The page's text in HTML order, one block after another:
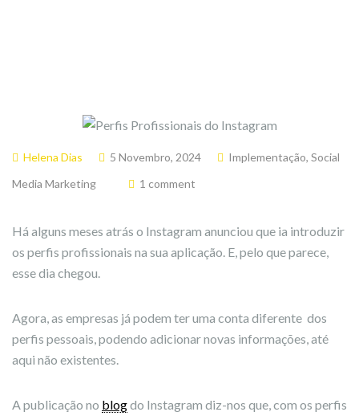
Helena Dias 5 Novembro, 2024 Implementação, Social
Media Marketing
1 comment
Há alguns meses atrás o Instagram anunciou que ia introduzir
os perfis profissionais na sua aplicação. E, pelo que parece,
esse dia chegou.
Agora, as empresas já podem ter uma conta diferente dos
perfis pessoais, podendo adicionar novas informações, até
aqui não existentes.
A publicação no blogdo Instagram diz-nos que, com os perfis